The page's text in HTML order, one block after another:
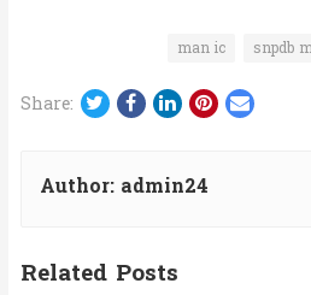
man ic snpdb
Share: Twitter
Facebook
LinkedIn
Pinterest
Email
Author: admin24
Related Posts